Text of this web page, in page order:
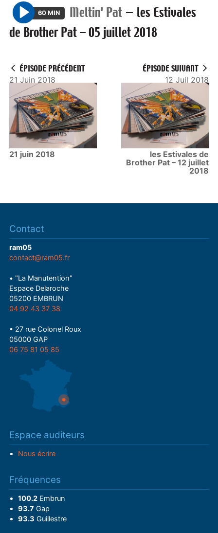
P
l
60 MIN Meltin' Pat — les Estivales
de Brother Pat – 05 juillet 2018
ÉPISODE PRÉCÉDENT
21 Juin 2018
21 juin 2018
ÉPISODE SUIVANT
12 Juil 2018
les Estivales de
Brother Pat – 12 juillet
2018
Contact
ram05
contact@ram05.fr
• "La Manutention"
Espace Delaroche
05200 EMBRUN
04 92 43 37 38
• 27 rue Colonel Roux
05000 GAP
06 75 81 05 85
Espace auditeurs
Nous écrire
Fréquences
100.2Embrun
93.7 Gap
93.3 Guillestre